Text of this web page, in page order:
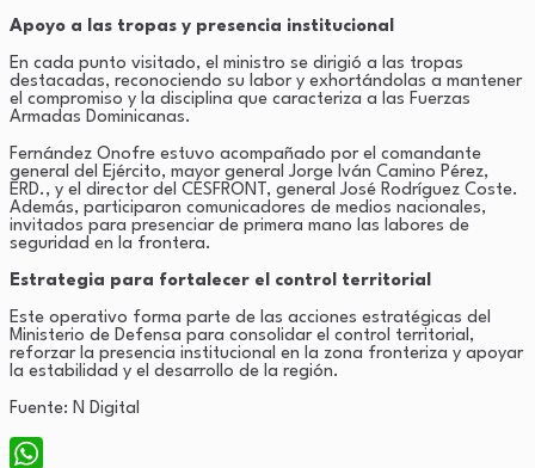
Apoyo a las tropas y presencia institucional
En cada punto visitado, el ministro se dirigió a las tropas
destacadas, reconociendo su labor y exhortándolas a mantener
el compromiso y la disciplina que caracteriza a las Fuerzas
Armadas Dominicanas.
Fernández Onofre estuvo acompañado por el comandante
general del Ejército, mayor general Jorge Iván Camino Pérez,
ERD., y el director del CESFRONT, general José Rodríguez Coste.
Además, participaron comunicadores de medios nacionales,
invitados para presenciar de primera mano las labores de
seguridad en la frontera.
Estrategia para fortalecer el control territorial
Este operativo forma parte de las acciones estratégicas del
Ministerio de Defensa para consolidar el control territorial,
reforzar la presencia institucional en la zona fronteriza y apoyar
la estabilidad y el desarrollo de la región.
Fuente: N Digital